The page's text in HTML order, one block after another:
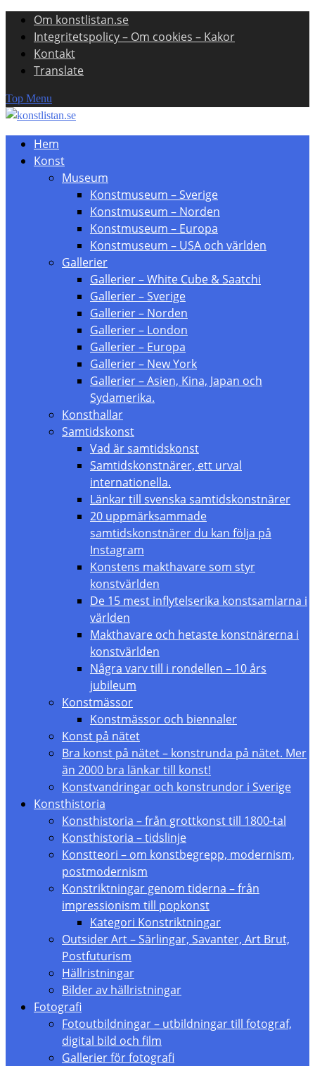
Skip
content
Om konstlistan.se
Integritetspolicy – Om cookies – Kakor
Kontakt
Translate
Top Menu
Hem
Konst
Museum
Konstmuseum – Sverige
Konstmuseum – Norden
Konstmuseum – Europa
Konstmuseum – USA och världen
Gallerier
Gallerier – White Cube & Saatchi
Gallerier – Sverige
Gallerier – Norden
Gallerier – London
Gallerier – Europa
Gallerier – New York
Gallerier – Asien, Kina, Japan och
Sydamerika.
Konsthallar
Samtidskonst
Vad är samtidskonst
Samtidskonstnärer, ett urval
internationella.
Länkar till svenska samtidskonstnärer
20 uppmärksammade
samtidskonstnärer du kan följa på
Instagram
Konstens makthavare som styr
konstvärlden
De 15 mest inflytelserika konstsamlarna i
världen
Makthavare och hetaste konstnärerna i
konstvärlden
Några varv till i rondellen – 10 års
jubileum
Konstmässor
Konstmässor och biennaler
Konst på nätet
Bra konst på nätet – konstrunda på nätet. Mer
än 2000 bra länkar till konst!
Konstvandringar och konstrundor i Sverige
Konsthistoria
Konsthistoria – från grottkonst till 1800-tal
Konsthistoria – tidslinje
Konstteori – om konstbegrepp, modernism,
postmodernism
Konstriktningar genom tiderna – från
impressionism till popkonst
Kategori Konstriktningar
Outsider Art – Särlingar, Savanter, Art Brut,
Postfuturism
Hällristningar
Bilder av hällristningar
Fotografi
Fotoutbildningar – utbildningar till fotograf,
digital bild och film
Gallerier för fotografi